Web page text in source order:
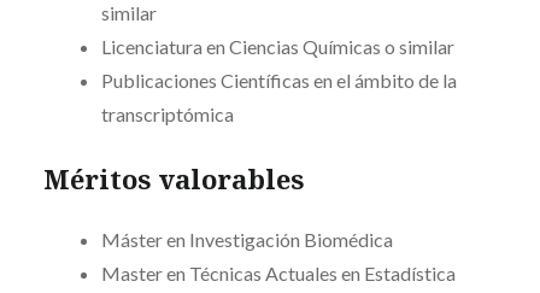
similar
Licenciatura en Ciencias Químicas o similar
Publicaciones Científicas en el ámbito de la
transcriptómica
Méritos valorables
Máster en Investigación Biomédica
Master en Técnicas Actuales en Estadística